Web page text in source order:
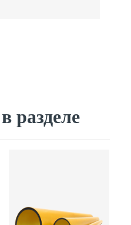
разделе